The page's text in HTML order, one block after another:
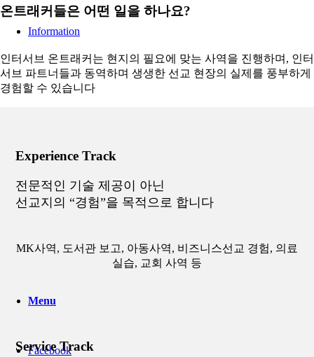
Information
Menu
Facebook
온트래커들은 어떤 일을 하나요?
인터서브 온트래커는 현지의 필요에 맞는 사역을 진행하며, 인터
서브 파트너들과 동역하며 생생한 선교 현장의 실제를 풍부하게
경험할 수 있습니다
Experience Track
전문적인 기술 제공이 아닌
선교지의 “경험”을 목적으로 합니다
MK사역, 도서관 보고, 아동사역, 비즈니스선교 경험, 의료
실습, 교회 사역 등
Service Track